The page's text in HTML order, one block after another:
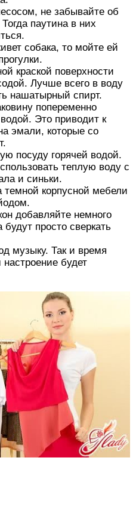
не забывайте об
паутина в них
собака, то мойте ей
краской поверхности
Лучше всего в воду
нашатырный спирт.
попеременно
Это приводит к
эмали, которые со
посуду горячей водой.
теплую воду с
и синьки.
корпусной мебели
добавляйте немного
просто сверкать
музыку. Так и время
будет